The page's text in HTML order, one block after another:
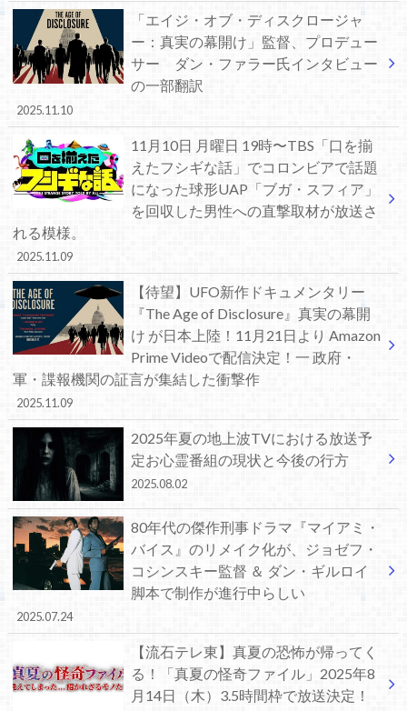
「エイジ・オブ・ディスクロージャ
ー：真実の幕開け」監督、プロデュー
サー ダン・ファラー氏インタビュー
の一部翻訳
2025.11.10
11月10日 月曜日 19時〜TBS「口を揃
えたフシギな話」でコロンビアで話題
になった球形UAP「ブガ・スフィア」
を回収した男性への直撃取材が放送さ
れる模様。
2025.11.09
【待望】UFO新作ドキュメンタリー
『The Age of Disclosure』真実の幕開
け が日本上陸！11月21日より Amazon
Prime Videoで配信決定！一 政府・
軍・諜報機関の証言が集結した衝撃作
2025.11.09
2025年夏の地上波TVにおける放送予
定お心霊番組の現状と今後の行方
2025.08.02
80年代の傑作刑事ドラマ『マイアミ・
バイス』のリメイク化が、ジョゼフ・
コシンスキー監督 ＆ ダン・ギルロイ
脚本で制作が進行中らしい
2025.07.24
【流石テレ東】真夏の恐怖が帰ってく
る！「真夏の怪奇ファイル」2025年8
月14日（木）3.5時間枠で放送決定！